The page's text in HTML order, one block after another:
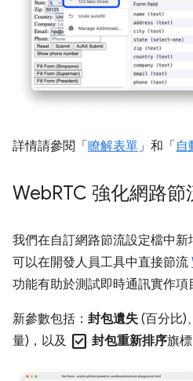
詳情請參閱「瞭解表單 」和「自
WebRTC 強化網路節
我們在自訂網路節流設定檔中
可以在開發人員工具中直接節流
功能有助於測試即時通訊實作項
新參數包括： 封包遺失 (百分比)、
量)，以及 check_box 封包重新排序旗標